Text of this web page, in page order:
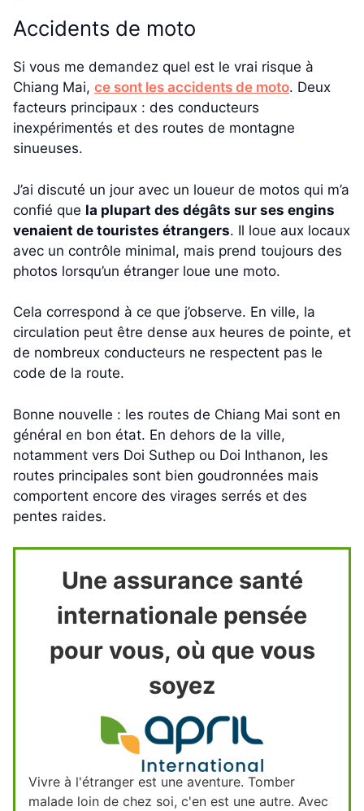
Accidents de moto
Si vous me demandez quel est le vrai risque à
Chiang Mai, ce sont les accidents de moto. Deux
facteurs principaux : des conducteurs
inexpérimentés et des routes de montagne
sinueuses.
J’ai discuté un jour avec un loueur de motos qui m’a
confié que la plupart des dégâts sur ses engins
venaient de touristes étrangers. Il loue aux locaux
avec un contrôle minimal, mais prend toujours des
photos lorsqu’un étranger loue une moto.
Cela correspond à ce que j’observe. En ville, la
circulation peut être dense aux heures de pointe, et
de nombreux conducteurs ne respectent pas le
code de la route.
Bonne nouvelle : les routes de Chiang Mai sont en
général en bon état. En dehors de la ville,
notamment vers Doi Suthep ou Doi Inthanon, les
routes principales sont bien goudronnées mais
comportent encore des virages serrés et des
pentes raides.
Une assurance santé
internationale pensée
pour vous, où que vous
soyez
Vivre à l'étranger est une aventure. Tomber
malade loin de chez soi, c'en est une autre. Avec